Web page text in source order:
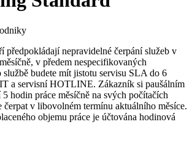
předpokládají nepravidelné čerpání služeb v
v předem nespecifikovaných
budete mít jistotu servisu SLA do 6
a servisní HOTLINE. Zákazník si paušálním
hodin práce měsíčně na svých počítačích
čerpat v libovolném termínu aktuálního měsíce.
objemu práce je účtována hodinová